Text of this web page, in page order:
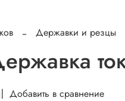
Державки и резцы
Добавить в сравнение